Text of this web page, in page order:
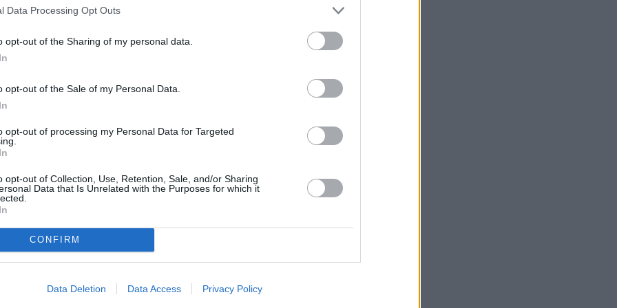
Data Processing Opt Outs
opt-out of the Sharing of my personal data.
opt-out of the Sale of my Personal Data.
opt-out of processing my Personal Data for Targeted
opt-out of Collection, Use, Retention, Sale, and/or Sharing
Data that Is Unrelated with the Purposes for which it
CONFIRM
Data Deletion Data Access Privacy Policy
ενδιαφέροντος, τα 8.95 του Μάικ Πάουελ
πως κανείς δεν μπορεί να τα αγγίξει μέχρι
τα 8.90 του Μπίμον, τα 8.87 του Λιούις, τα
ακολουθούν από τότε στη λίστα των κορυφαίων
και γενικά στα οριζόντια άλματα, ξέρετε όλοι
να κάνει το πανελλήνιο ρεκόρ του Λούη
δεν ξέρει που μπορεί να φτάσει αυτός ο
ο
Ετσεβαρία. Είναι βέβαιο πως και οι δύο
καλύτερος είναι ο Μίλτος, να το